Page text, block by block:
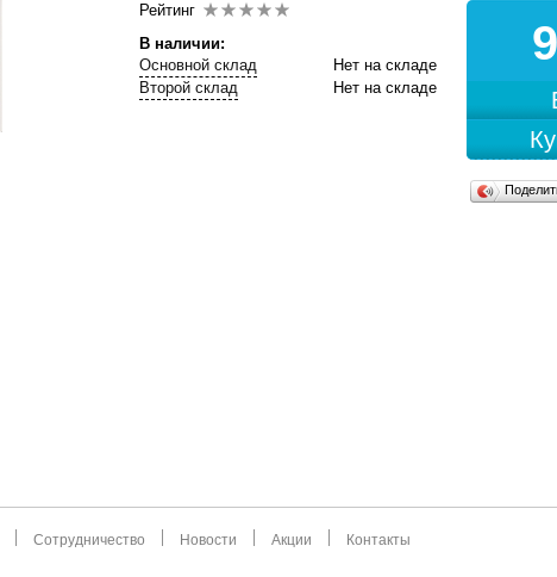
Рейтинг
В наличии:
Основной склад
Нет на складе
Второй склад
Нет на складе
Сотрудничество Новости Акции Контакты